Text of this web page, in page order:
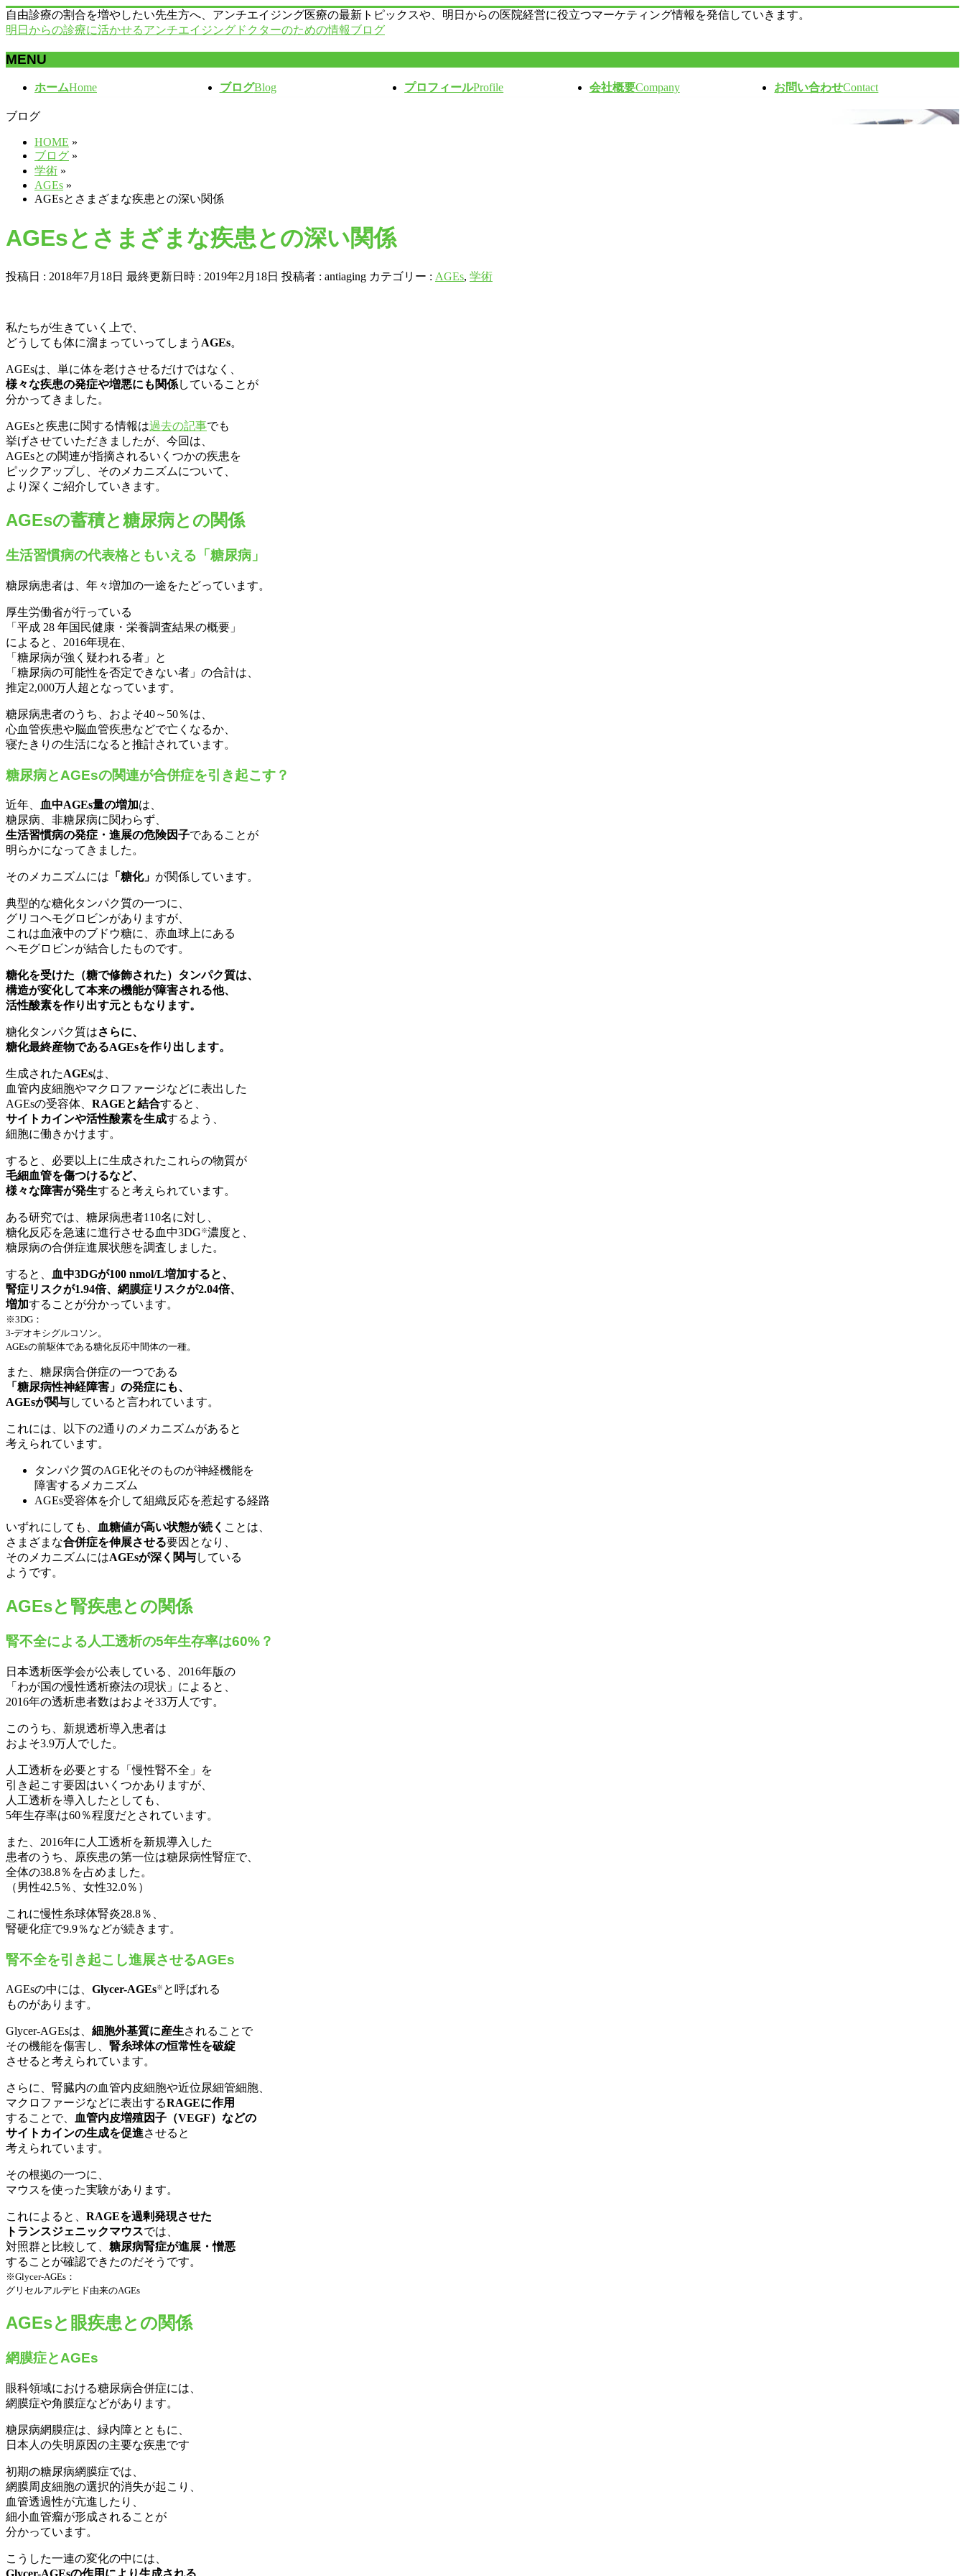
自由診療の割合を増やしたい先生方へ、アンチエイジング医療の最新トピックスや、明日からの医院経営に役立つマーケティング情報を発信していきます。
明日からの診療に活かせるアンチエイジングドクターのための情報ブログ
MENU
ュ
ホームHome ブログBlog プロフィールProfile 会社概要Company お問い合わせContact
ブログ
HOME »
ブログ »
学術 »
AGEs »
AGEsとさまざまな疾患との深い関係
AGEsとさまざまな疾患との深い関係
投稿日 : 2018年7月18日 最終更新日時 : 2019年2月18日 投稿者 : antiaging カテゴリー : AGEs, 学術
私たちが生きていく上で、
どうしても体に溜まっていってしまう AGEs。
AGEsは、単に体を老けさせるだけではなく、
様々な疾患の発症や増悪にも関係していることが
分かってきました。
AGEsと疾患に関する情報は過去の記事でも
挙げさせていただきましたが、今回は、
AGEsとの関連が指摘されるいくつかの疾患を
ピックアップし、そのメカニズムについて、
より深くご紹介していきます。
AGEsの蓄積と糖尿病との関係
生活習慣病の代表格ともいえる「糖尿病」
糖尿病患者は、年々増加の一途をたどっています。
厚生労働省が行っている
「平成 28 年国民健康・栄養調査結果の概要」
によると、2016年現在、
「糖尿病が強く疑われる者」と
「糖尿病の可能性を否定できない者」の合計は、
推定2,000万人超となっています。
糖尿病患者のうち、およそ40～50％は、
心血管疾患や脳血管疾患などで亡くなるか、
寝たきりの生活になると推計されています。
糖尿病とAGEsの関連が合併症を引き起こす？
近年、 血中AGEs量の増加は、
糖尿病、非糖尿病に関わらず、
生活習慣病の発症・進展の危険因子であることが
明らかになってきました。
そのメカニズムには 「糖化」 が関係しています。
典型的な糖化タンパク質の一つに、
グリコヘモグロビンがありますが、
これは血液中のブドウ糖に、赤血球上にある
ヘモグロビンが結合したものです。
糖化を受けた（糖で修飾された）タンパク質は、
構造が変化して本来の機能が障害される他、
活性酸素を作り出す元ともなります。
糖化タンパク質はさらに、
糖化最終産物であるAGEsを作り出します。
生成されたAGEsは、
血管内皮細胞やマクロファージなどに表出した
AGEsの受容体、 RAGEと結合すると、
サイトカインや活性酸素を生成するよう、
細胞に働きかけます。
すると、必要以上に生成されたこれらの物質が
毛細血管を傷つけるなど、
様々な障害が発生すると考えられています。
ある研究では、糖尿病患者110名に対し、
糖化反応を急速に進行させる血中3DG ※濃度と、
糖尿病の合併症進展状態を調査しました。
すると、
血中3DGが100 nmol/L増加すると、
腎症リスクが1.94倍、網膜症リスクが2.04倍、
増加することが分かっています。
※3DG：
3-デオキシグルコソン。
AGEsの前駆体である糖化反応中間体の一種。
また、糖尿病合併症の一つである
「糖尿病性神経障害」の発症にも、
AGEsが関与していると言われています。
これには、以下の2通りのメカニズムがあると
考えられています。
タンパク質のAGE化そのものが神経機能を
障害するメカニズム
AGEs受容体を介して組織反応を惹起する経路
いずれにしても、 血糖値が高い状態が続く ことは、
さまざまな合併症を伸展させる要因となり、
そのメカニズムにはAGEsが深く関与している
ようです。
AGEsと腎疾患との関係
腎不全による人工透析の5年生存率は60%？
日本透析医学会が公表している、2016年版の
「わが国の慢性透析療法の現状」によると、
2016年の透析患者数はおよそ33万人です。
このうち、新規透析導入患者は
およそ3.9万人でした。
人工透析を必要とする「慢性腎不全」を
引き起こす要因はいくつかありますが、
人工透析を導入したとしても、
5年生存率は60％程度だとされています。
また、2016年に人工透析を新規導入した
患者のうち、原疾患の第一位は糖尿病性腎症で、
全体の38.8％を占めました。
（男性42.5％、女性32.0％）
これに慢性糸球体腎炎28.8％、
腎硬化症で9.9％などが続きます。
腎不全を引き起こし進展させるAGEs
AGEsの中には、 Glycer-AGEs※ と呼ばれる
ものがあります。
Glycer-AGEsは、 細胞外基質に産生されることで
その機能を傷害し、 腎糸球体の恒常性を破綻
させると考えられています。
さらに、腎臓内の血管内皮細胞や近位尿細管細胞、
マクロファージなどに表出するRAGEに作用
することで、
血管内皮増殖因子（VEGF）などの
サイトカインの生成を促進させると
考えられています。
その根拠の一つに、
マウスを使った実験があります。
これによると、 RAGEを過剰発現させた
トランスジェニックマウスでは、
対照群と比較して、 糖尿病腎症が進展・憎悪
することが確認できたのだそうです。
※Glycer-AGEs：
グリセルアルデヒド由来のAGEs
AGEsと眼疾患との関係
網膜症とAGEs
眼科領域における糖尿病合併症には、
網膜症や角膜症などがあります。
糖尿病網膜症は、緑内障とともに、
日本人の失明原因の主要な疾患です
初期の糖尿病網膜症では、
網膜周皮細胞の選択的消失が起こり、
血管透過性が亢進したり、
細小血管瘤が形成されることが
分かっています。
こうした一連の変化の中には、
Glycer-AGEsの作用により生成される